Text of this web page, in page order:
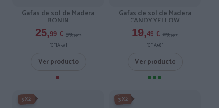
Gafas de sol de Madera
BONIN
25,99 € 39,99 €
[GFJA59 ]
Ver producto
Gafas de sol de Madera
CANDY YELLOW
19,49 € 29,99 €
[GFJA58 ]
Ver producto
-3X2%
3X2 -3X2%
3X2